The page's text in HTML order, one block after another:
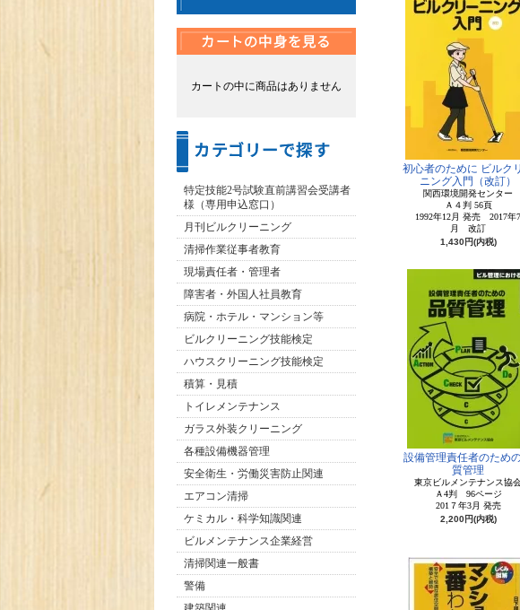
カートの中に商品はありません
特定技能2号試験直前講習会受講者
様（専用申込窓口）
月刊ビルクリーニング
清掃作業従事者教育
現場責任者・管理者
障害者・外国人社員教育
病院・ホテル・マンション等
ビルクリーニング技能検定
ハウスクリーニング技能検定
積算・見積
トイレメンテナンス
ガラス外装クリーニング
各種設備機器管理
安全衛生・労働災害防止関連
エアコン清掃
ケミカル・科学知識関連
ビルメンテナンス企業経営
清掃関連一般書
警備
初心者のために ビルク
ニング入門（改訂）
関西環境開発センター
Ａ４判 56頁
1992年12月 発売 2017年7
月 改訂
1,430円(内税)
設備管理責任者のため
質管理
東京ビルメンテナンス協
Ａ4判 96ページ
201７年3月 発売
2,200円(内税)